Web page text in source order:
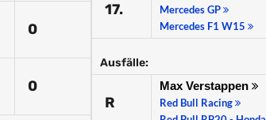
0
0
17.
Mercedes GP
Mercedes F1 W15
Ausfälle:
R
Max Verstappen
Red Bull Racing